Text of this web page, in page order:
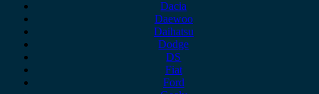
Dacia
Daewoo
Daihatsu
Dodge
DS
Fiat
Ford